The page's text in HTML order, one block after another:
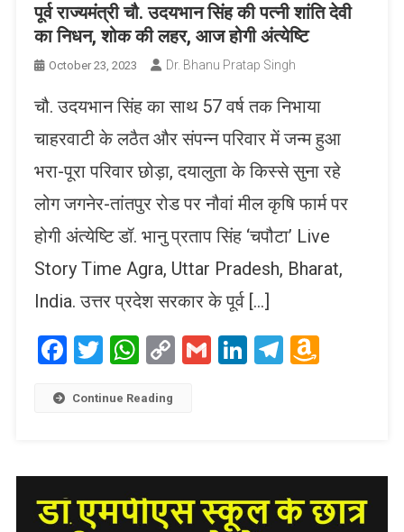
पूर्व राज्यमंत्री चौ. उदयभान सिंह की पत्नी शांति देवी
का निधन, शोक की लहर, आज होगी अंत्येष्टि
October 23, 2023 Dr. Bhanu Pratap Singh
चौ. उदयभान सिंह का साथ 57 वर्ष तक निभाया
चाहरवाटी के लठैत और संपन्न परिवार में जन्म हुआ
भरा-पूरा परिवार छोड़ा, दयालुता के किस्से सुना रहे
लोग जगनेर-तांतपुर रोड पर नौवां मील कृषि फार्म पर
होगी अंत्येष्टि डॉ. भानु प्रताप सिंह ‘चपौटा’ Live
Story Time Agra, Uttar Pradesh, Bharat,
India. उत्तर प्रदेश सरकार के पूर्व […]
Facebook
Twitter
WhatsApp
CopyGmailLinkedIn
Telegram
Continue Reading